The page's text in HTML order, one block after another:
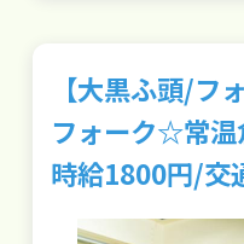
【大黒ふ頭/フ
フォーク☆常
時給1800円/交